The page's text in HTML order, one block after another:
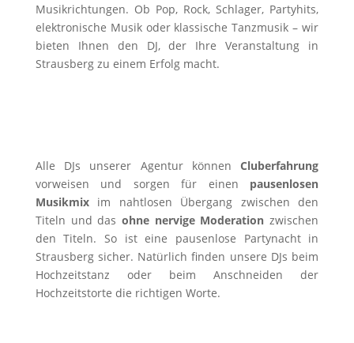
Musikrichtungen. Ob Pop, Rock, Schlager, Partyhits,
elektronische Musik oder klassische Tanzmusik – wir
bieten Ihnen den DJ, der Ihre Veranstaltung in
Strausberg zu einem Erfolg macht.
Alle DJs unserer Agentur könnenCluberfahrung
vorweisen und sorgen für einen pausenlosen
Musikmixim nahtlosen Übergang zwischen den
Titeln und das ohne nervige Moderation zwischen
den Titeln. So ist eine pausenlose Partynacht in
Strausberg sicher. Natürlich finden unsere DJs beim
Hochzeitstanz oder beim Anschneiden der
Hochzeitstorte die richtigen Worte.